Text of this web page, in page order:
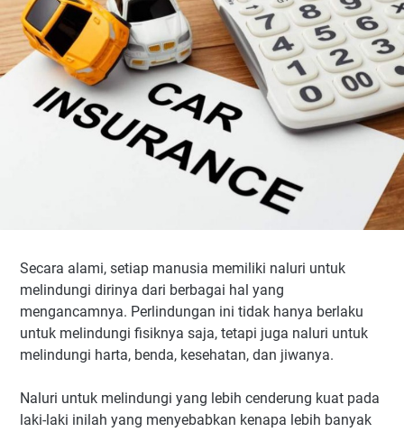
Secara alami, setiap manusia memiliki naluri untuk
melindungi dirinya dari berbagai hal yang
mengancamnya. Perlindungan ini tidak hanya berlaku
untuk melindungi fisiknya saja, tetapi juga naluri untuk
melindungi harta, benda, kesehatan, dan jiwanya.
Naluri untuk melindungi yang lebih cenderung kuat pada
laki-laki inilah yang menyebabkan kenapa lebih banyak